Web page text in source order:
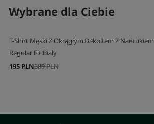
Wybrane dla Ciebie
T-Shirt Męski Z Okrągłym Dekoltem Z Nadrukiem
Regular Fit Biały
389 PLN
195 PLN